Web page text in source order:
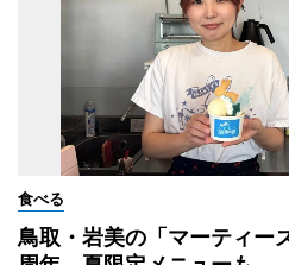
食べる
鳥取・岩美の「マーティー